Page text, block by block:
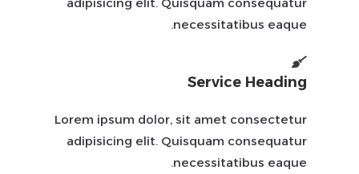
necessitatibus eaque.
Service Heading
Lorem ipsum dolor, sit amet consectetur
adipisicing elit. Quisquam consequatur
necessitatibus eaque.